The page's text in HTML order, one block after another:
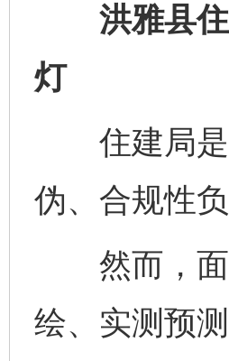
洪雅县住
灯
住建局是
伪、合规性
然而，面
绘、实测预